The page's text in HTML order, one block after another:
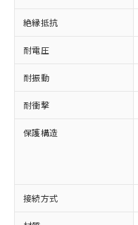
絶縁抵抗
耐電圧
耐振動
耐衝撃
保護構造
接続方式
在庫状況
タに基づ
覧された
準価格と
了承くださ
正式な納
様のお取
ムロン制
ご相談く
オムロン
販
在庫状況
むを得ず変更す
*EU RoHS指令（10物
鉛(Pb) 1000ppm以
類(PBB) 1000ppm以
(PBDE) 1000ppm以
ル) (DEHP)(別名：
ルベンジル（BBP）
(DIBP) 1000ppm以下
但し、RoHS指令で
フタル酸エステル類
図的な使用がないこ
「－」：未確認
い合わせくださ
*中国RoHS10物質の
Pb(鉛) :1000ppm、
Cr(Ⅵ)(六価クロム) :
ニル類) : 1000ppm、
ル) : 1000ppm、
DEHP(フタル酸ビス
※2 環境保護
「ｅ」：有害物
為替およ
（以下｢規
または国
国政府の
可)を取得
当社は規
全に破砕
いよう必
当社は貴
ル、化学
武器並び
当社は、
場合は、
一定
一定
在庫
いて
たは
機器
認く